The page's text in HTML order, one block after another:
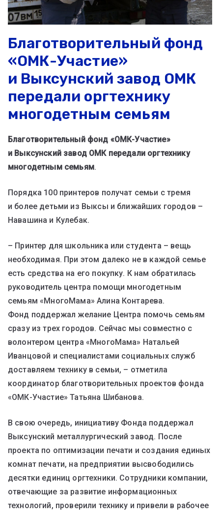
Благотворительный фонд
«ОМК-Участие»
и Выксунский завод ОМК
передали оргтехнику
многодетным семьям
Благотворительный фонд «ОМК-Участие»
и Выксунский завод ОМК передали оргтехнику
многодетным семьям.
Порядка 100 принтеров получат семьи с тремя
и более детьми из Выксы и ближайших городов –
Навашина и Кулебак.
– Принтер для школьника или студента – вещь
необходимая. При этом далеко не в каждой семье
есть средства на его покупку. К нам обратилась
руководитель центра помощи многодетным
семьям «МногоМама» Алина Контарева.
Фонд поддержал желание Центра помочь семьям
сразу из трех городов. Сейчас мы совместно с
волонтером центра «МногоМама» Натальей
Иванцовой и специалистами социальных служб
доставляем технику в семьи, – отметила
координатор благотворительных проектов фонда
«ОМК-Участие» Татьяна Шибанова.
В свою очередь, инициативу Фонда поддержал
Выксунский металлургический завод. После
проекта по оптимизации печати и создания единых
комнат печати, на предприятии высвободились
десятки единиц оргтехники. Сотрудники компании,
отвечающие за развитие информационных
технологий, проверили технику и привели в рабочее